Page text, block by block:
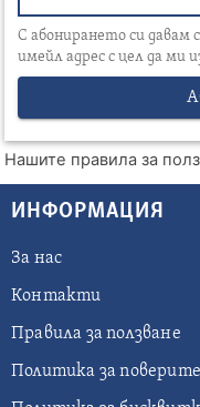
С абонирането си давам
имейл адрес с цел да ми
Нашите правила за
ИНФОРМАЦИЯ
За нас
Контакти
Правила за ползване
Политика за